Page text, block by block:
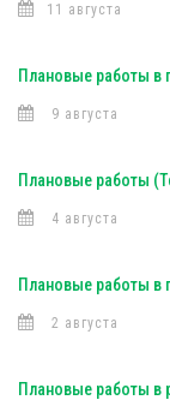
11 августа
Плановые работы в
9 августа
Плановые работы
4 августа
Плановые работы в
2 августа
Плановые работы в